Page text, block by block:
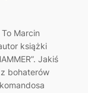
Marcin
książki
Jakiś
bohaterów